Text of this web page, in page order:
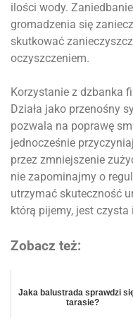
ilości wody.
gromadzenia się
skutkować
oczyszczeniem.
Korzystanie z dzbanka
Działa jako przenośny
pozwala na poprawę
jednocześnie
przez zmniejszenie
nie zapominajmy o
utrzymać skuteczność
którą pijemy, jest czysta
Zobacz też:
Jaka balustrada sprawdzi
tarasie?